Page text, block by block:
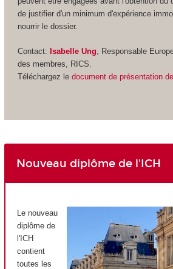
de justifier d'un minimum d'expérience
nourrir le dossier.
Contact: Isabelle Ung , Responsable
des membres, RICS.
Téléchargez le document de présentation
Nouveau diplôme de l'ICH
Le nouveau
diplôme de
l'ICH
contient
toutes les